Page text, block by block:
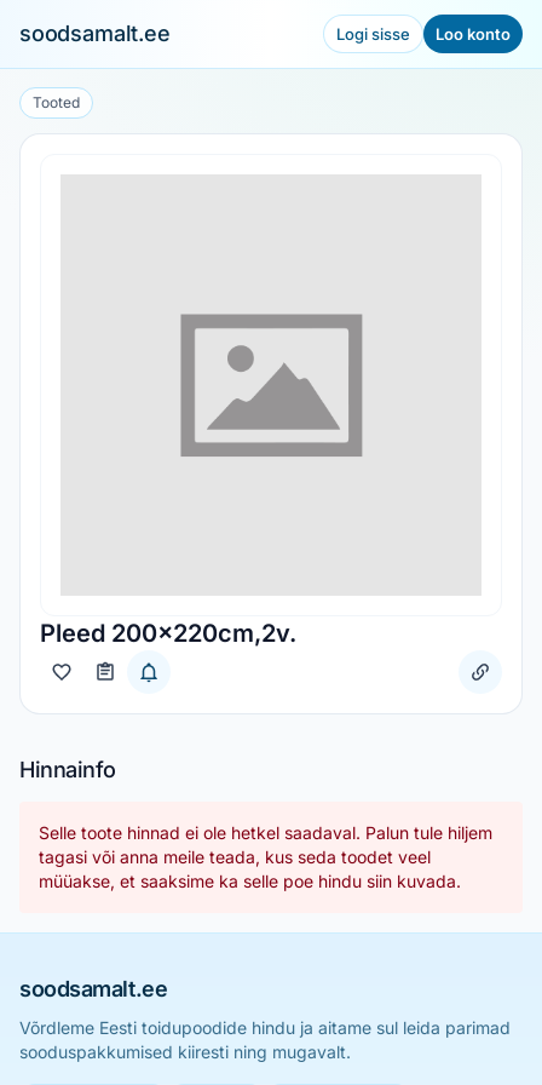
soodsamalt.ee Logi sisse Loo konto
Tooted
Pleed 200x220cm,2v.
Hinnainfo
Selle toote hinnad ei ole hetkel saadaval. Palun tule hiljem
tagasi või anna meile teada, kus seda toodet veel
müüakse, et saaksime ka selle poe hindu siin kuvada.
soodsamalt.ee
Võrdleme Eesti toidupoodide hindu ja aitame sul leida parimad
sooduspakkumised kiiresti ning mugavalt.